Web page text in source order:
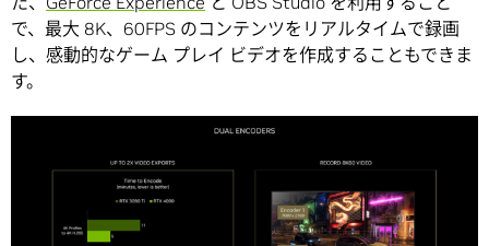
で、最大 8K、60FPS のコンテンツをリアルタイムで録画
し、感動的なゲーム プレイ ビデオを作成することもできま
す。